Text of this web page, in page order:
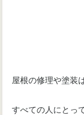
屋根の修理や塗装
すべての人にとっ